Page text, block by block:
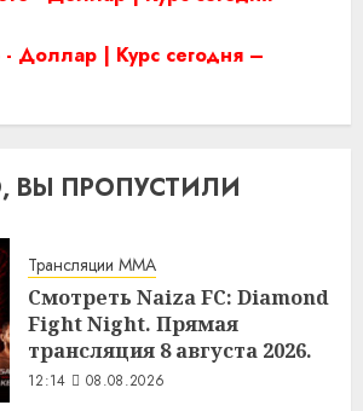
- Доллар | Курс сегодня –
ВЫ ПРОПУСТИЛИ
Трансляции MMA
Смотреть Naiza FC: Diamond
Fight Night. Прямая
трансляция 8 августа 2026.
12:14 08.08.2026